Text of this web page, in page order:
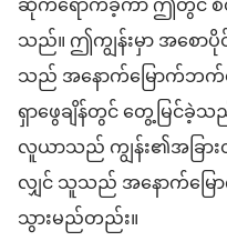
သည်။ ဤကျွန်းမှာ အစောပို
သည် အနောက်မြောက်ဘက်
ရှာဖွေချိန်တွင် တွေ့မြင်
လူယာသည် ကျွန်း၏အခြ
လျှင် သူသည် အနောက်မြော
သွားမည်တည်း။